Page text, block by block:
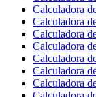
Calculadora
Calculadora
Calculadora
Calculadora
Calculadora
Calculadora
Calculadora